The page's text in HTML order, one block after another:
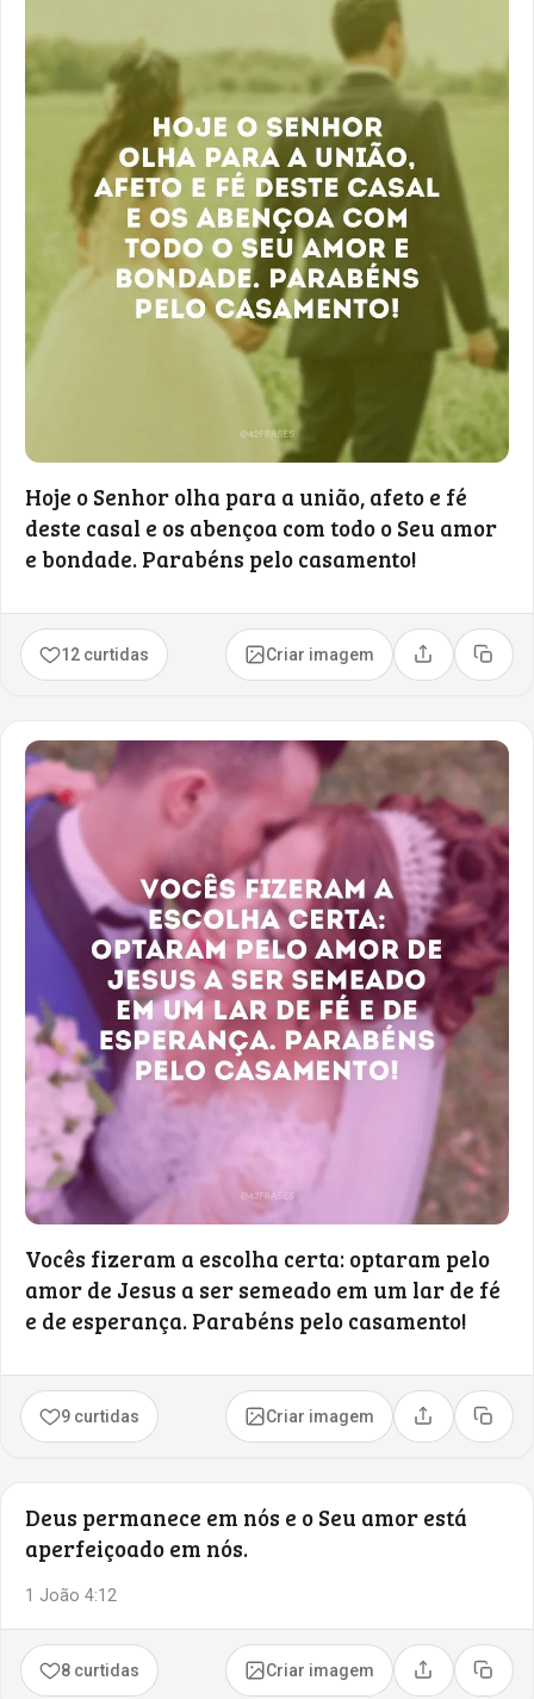
Hoje o Senhor olha para a união, afeto e fé
deste casal e os abençoa com todo o Seu amor
e bondade. Parabéns pelo casamento!
12 curtidas Criar imagem Compartilhar
Copiar
Vocês fizeram a escolha certa: optaram pelo
amor de Jesus a ser semeado em um lar de fé
e de esperança. Parabéns pelo casamento!
9 curtidas Criar imagem Compartilhar
Copiar
Deus permanece em nós e o Seu amor está
aperfeiçoado em nós.
1 João 4:12
8 curtidas Criar imagem Compartilhar
Copiar